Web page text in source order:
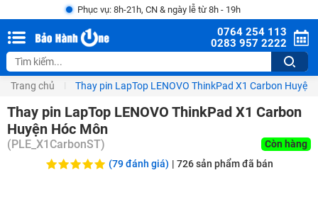
Phục vụ: 8h-21h, CN & ngày lễ từ 8h - 19h
0764 254 113
0283 957 2222
Trang chủ Thay pin LapTop LENOVO ThinkPad X1 Carbon Huyện
Thay pin LapTop LENOVO ThinkPad X1 Carbon
Huyện Hóc Môn
(PLE_X1CarbonST)
Còn hàng
(79 đánh giá) | 726sản phẩm đã bán